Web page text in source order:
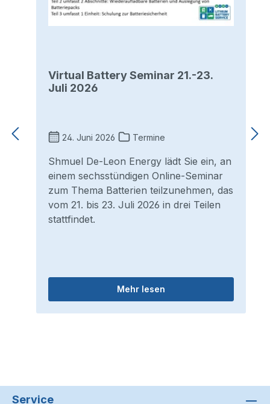
Virtual Battery Seminar 21.-23.
Juli 2026
24. Juni 2026 Termine
Shmuel De-Leon Energy lädt Sie ein, an
einem sechsstündigen Online-Seminar
zum Thema Batterien teilzunehmen, das
vom 21. bis 23. Juli 2026 in drei Teilen
stattfindet.
Mehr lesen
Service